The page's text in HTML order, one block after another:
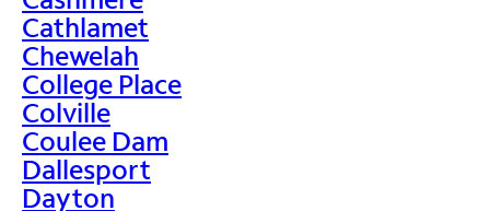
Cathlamet
Chewelah
College Place
Colville
Coulee Dam
Dallesport
Dayton